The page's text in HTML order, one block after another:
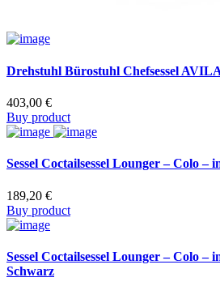
Drehstuhl Bürostuhl Chefsessel
403,00 €
Buy product
Sessel Coctailsessel Lounger – Colo –
189,20 €
Buy product
Sessel Coctailsessel Lounger – Colo –
Schwarz